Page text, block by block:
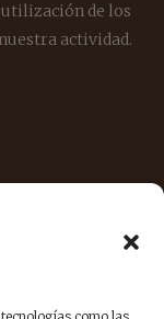
de los
actividad.
sociales para